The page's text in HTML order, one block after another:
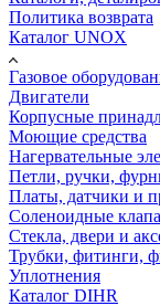
Политика возврата
Каталог UNOX
Газовое
Двигатели
Корпусные
Моющие средства
Нагервательные
Петли, ручки,
Платы, датчики и
Соленоидные
Стекла, двери и
Трубки, фитинги,
Уплотнения
Каталог DIHR